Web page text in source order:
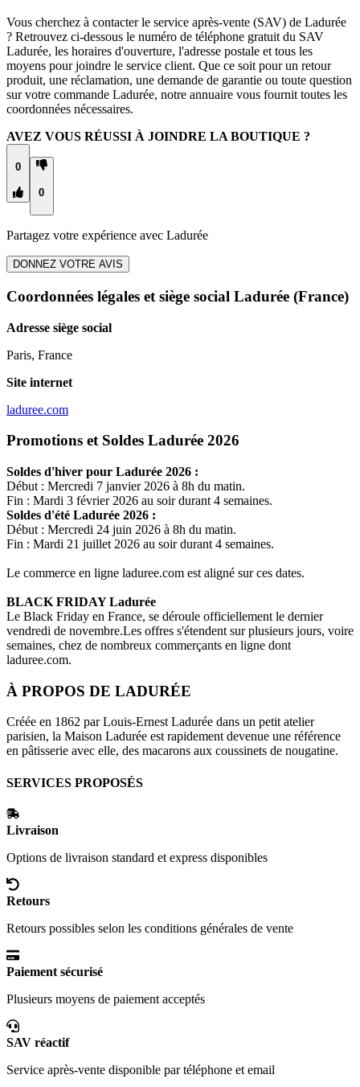
Vous cherchez à contacter le service après-vente (SAV) de Ladurée
? Retrouvez ci-dessous le numéro de téléphone gratuit du SAV
Ladurée, les horaires d'ouverture, l'adresse postale et tous les
moyens pour joindre le service client. Que ce soit pour un retour
produit, une réclamation, une demande de garantie ou toute question
sur votre commande Ladurée, notre annuaire vous fournit toutes les
coordonnées nécessaires.
AVEZ VOUS RÉUSSI À JOINDRE LA BOUTIQUE ?
0
0
Partagez votre expérience avec Ladurée
DONNEZ VOTRE AVIS
Coordonnées légales et siège social Ladurée (France)
Adresse siège social
Paris, France
Site internet
laduree.com
Promotions et Soldes Ladurée 2026
Soldes d'hiver pour Ladurée 2026 :
Début : Mercredi 7 janvier 2026 à 8h du matin.
Fin : Mardi 3 février 2026 au soir durant 4 semaines.
Soldes d'été Ladurée 2026 :
Début : Mercredi 24 juin 2026 à 8h du matin.
Fin : Mardi 21 juillet 2026 au soir durant 4 semaines.
Le commerce en ligne laduree.com est aligné sur ces dates.
BLACK FRIDAYLadurée
Le Black Friday en France, se déroule officiellement le dernier
vendredi de novembre.Les offres s'étendent sur plusieurs jours, voire
semaines, chez de nombreux commerçants en ligne dont
laduree.com.
À PROPOS DE LADURÉE
Créée en 1862 par Louis-Ernest Ladurée dans un petit atelier
parisien, la Maison Ladurée est rapidement devenue une référence
en pâtisserie avec elle, des macarons aux coussinets de nougatine.
SERVICES PROPOSÉS
Livraison
Options de livraison standard et express disponibles
Retours
Retours possibles selon les conditions générales de vente
Paiement sécurisé
Plusieurs moyens de paiement acceptés
SAV réactif
Service après-vente disponible par téléphone et email